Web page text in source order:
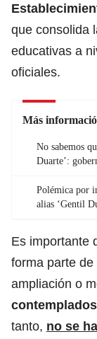
que consolida
educativas a
oficiales.
Más
No sabemos
Duarte’:
Polémica por
alias ‘Gentil
Es importante
forma parte
ampliación o
tanto, no se